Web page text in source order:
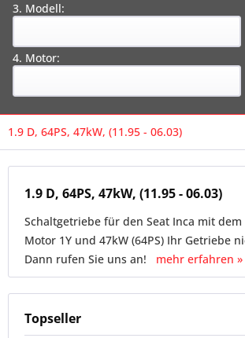
3. Modell:
4. Motor:
1.9 D, 64PS, 47kW, (11.95 - 06.03)
1.9 D, 64PS, 47kW, (11.95 - 06.03)
Schaltgetriebe für den Seat Inca mit dem
Motor 1Y und 47kW (64PS) Ihr Getriebe
Dann rufen Sie uns an! mehr erfahren »
Topseller